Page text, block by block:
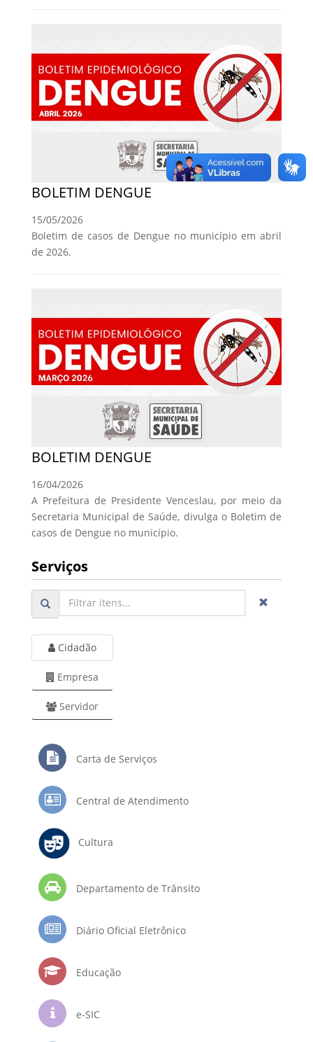
BOLETIM DENGUE
15/05/2026
Boletim de casos de Dengue no município em abril
de 2026.
BOLETIM DENGUE
16/04/2026
A Prefeitura de Presidente Venceslau, por meio da
Secretaria Municipal de Saúde, divulga o Boletim de
casos de Dengue no município.
Serviços
Cidadão
Empresa
Servidor
Carta de Serviços
Central de Atendimento
Cultura
Departamento de Trânsito
Diário Oficial Eletrônico
Educação
e-SIC